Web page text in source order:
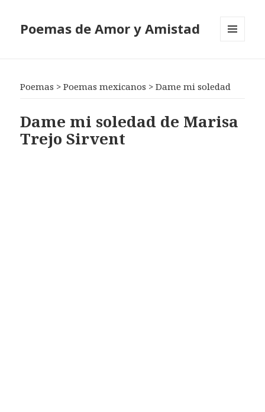
Poemas de Amor y Amistad
Poemas >Poemas mexicanos >Dame mi soledad
Dame mi soledad de Marisa
Trejo Sirvent